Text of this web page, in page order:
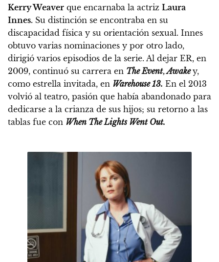
Kerry Weaver que encarnaba la actriz Laura
Innes. Su distinción se encontraba en su
discapacidad física y su orientación sexual. Innes
obtuvo varias nominaciones y por otro lado,
dirigió varios episodios de la serie. Al dejar ER, en
2009, continuó su carrera en The Event,Awake y,
como estrella invitada, en Warehouse 13. En el 2013
volvió al teatro, pasión que había abandonado para
dedicarse a la crianza de sus hijos; su retorno a las
tablas fue con When The Lights Went Out.